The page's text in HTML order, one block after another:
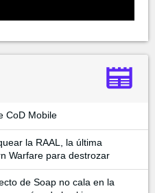
CoD Mobile
la RAAL, la última
Warfare para destrozar
de Soap no cala en la